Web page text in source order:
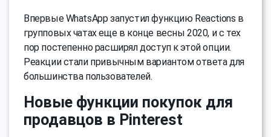
Впервые WhatsApp запустил функцию Reactions в
групповых чатах еще в конце весны 2020, и с тех
пор постепенно расширял доступ к этой опции.
Реакции стали привычным вариантом ответа для
большинства пользователей.
Новые функции покупок для
продавцов в Pinterest